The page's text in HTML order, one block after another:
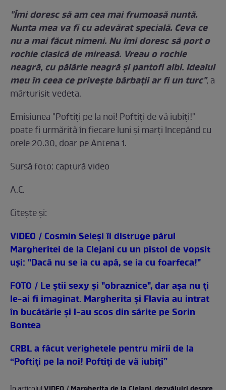
"Îmi doresc să am cea mai frumoasă nuntă.
Nunta mea va fi cu adevărat specială. Ceva ce
nu a mai făcut nimeni. Nu îmi doresc să port o
rochie clasică de mireasă. Vreau o rochie
neagră, cu pălărie neagră şi pantofi albi. Idealul
meu în ceea ce priveşte bărbaţii ar fi un turc", a
mărturisit vedeta.
Emisiunea "Poftiţi pe la noi! Poftiţi de vă iubiţi!"
poate fi urmărită în fiecare luni şi marţi începând cu
orele 20.30, doar pe Antena 1.
Sursă foto: captură video
A.C.
Citeşte şi:
VIDEO / Cosmin Seleşi îi distruge părul
Margheritei de la Clejani cu un pistol de vopsit
uşi: "Dacă nu se ia cu apă, se ia cu foarfeca!"
FOTO / Le ştii sexy şi "obraznice", dar aşa nu ţi
le-ai fi imaginat. Margherita şi Flavia au intrat
în bucătărie şi l-au scos din sărite pe Sorin
Bontea
CRBL a făcut verighetele pentru mirii de la
“Poftiţi pe la noi! Poftiţi de vă iubiţi”